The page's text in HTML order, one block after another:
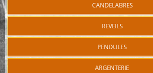
CANDELABRES
REVEILS
PENDULES
ARGENTERIE